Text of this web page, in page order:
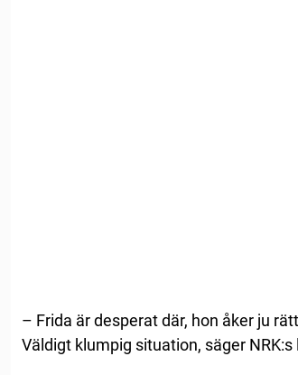
– Frida är desperat där, hon åker ju
Väldigt klumpig situation, säger